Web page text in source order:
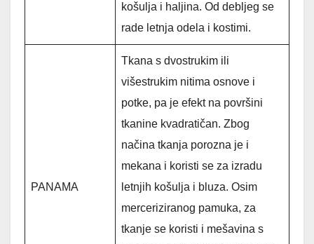
košulja i haljina. Od debljeg se
rade letnja odela i kostimi.
PANAMA
Tkana s dvostrukim ili
višestrukim nitima osnove i
potke, pa je efekt na površini
tkanine kvadratičan. Zbog
načina tkanja porozna je i
mekana i koristi se za izradu
letnjih košulja i bluza. Osim
merceriziranog pamuka, za
tkanje se koristi i mešavina s